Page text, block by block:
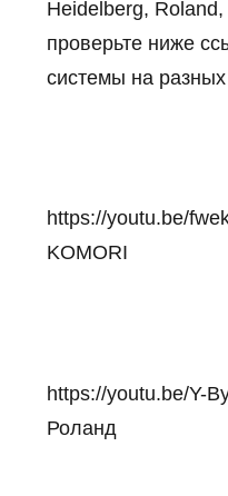
Heidelberg, Roland,
проверьте ниже
системы на
https://youtu.be/
KOMORI
https://youtu.be/Y-
Роланд